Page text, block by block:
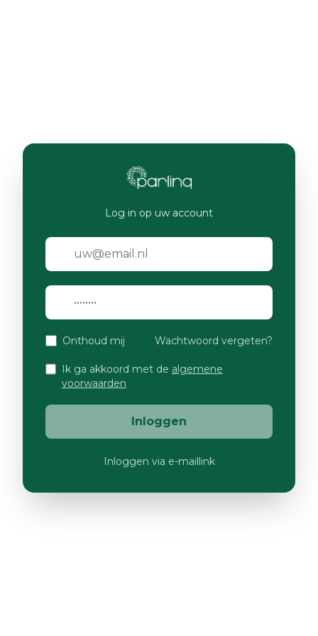
Log in op uw account
Onthoud mij Wachtwoord vergeten?
Ik ga akkoord met de algemene
voorwaarden
Inloggen
Inloggen via e-maillink